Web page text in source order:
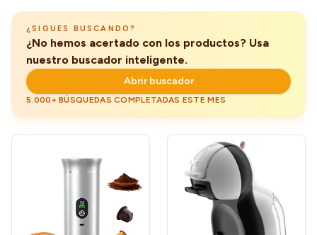
Automático
¿SIGUES BUSCANDO?
¿No hemos acertado con los productos? Usa
nuestro buscador inteligente.
Abrir buscador
5.000+ BÚSQUEDAS COMPLETADAS ESTE MES